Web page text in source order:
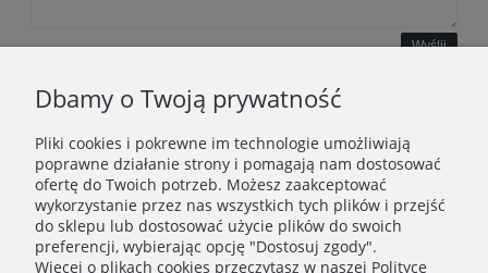
Wyślij
WAŻNE INFORMACJE
POLECANE STRONY
Dbamy o Twoją prywatność
Pliki cookies i pokrewne im technologie umożliwiają
poprawne działanie strony i pomagają nam dostosować
ofertę do Twoich potrzeb. Możesz zaakceptować
wykorzystanie przez nas wszystkich tych plików i przejść
do sklepu lub dostosować użycie plików do swoich
preferencji, wybierając opcję "Dostosuj zgody".
Więcej o plikach cookies przeczytasz w naszej Polityce